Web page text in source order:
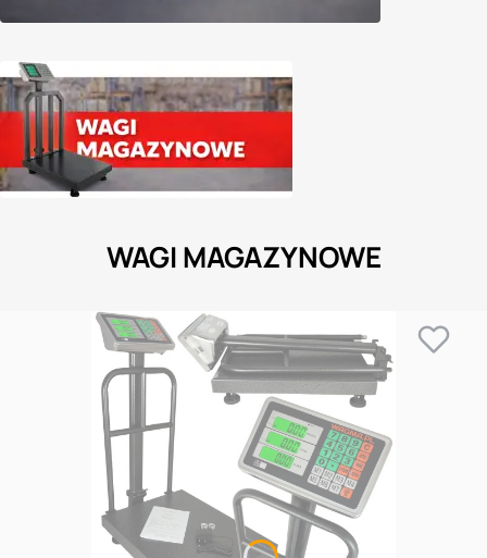
WAGI MAGAZYNOWE